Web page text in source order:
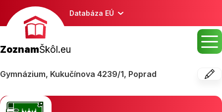
Databáza EÚ
ZoznamŠkôl.eu
Gymnázium, Kukučínova 4239/1, Poprad